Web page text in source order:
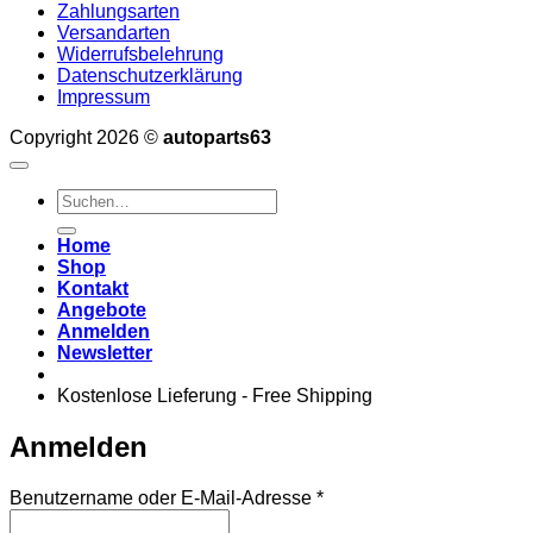
Zahlungsarten
Versandarten
Widerrufsbelehrung
Datenschutzerklärung
Impressum
Copyright 2026 © autoparts63
Suchen
nach:
Home
Shop
Kontakt
Angebote
Anmelden
Newsletter
Kostenlose Lieferung - Free Shipping
Anmelden
Benutzername oder E-Mail-Adresse *Erforderlich